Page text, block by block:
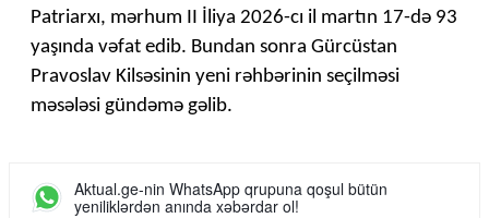
Patriarxı, mərhum II İliya 2026-cı il martın 17-də 93
yaşında vəfat edib. Bundan sonra Gürcüstan
Pravoslav Kilsəsinin yeni rəhbərinin seçilməsi
məsələsi gündəmə gəlib.
Aktual.ge-nin WhatsApp qrupuna qoşul bütün
yeniliklərdən anında xəbərdar ol!